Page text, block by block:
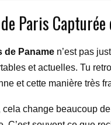
de Paris
de Paname n’est pas
et actuelles. Tu
et cette manière très
cela change beaucoup